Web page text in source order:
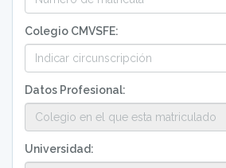
Colegio CMVSFE:
Datos Profesional:
Universidad: